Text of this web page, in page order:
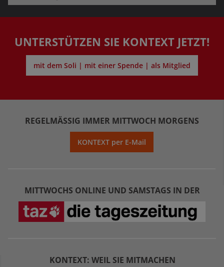
UNTERSTÜTZEN SIE KONTEXT JETZT!
mit dem Soli | mit einer Spende | als Mitglied
REGELMÄSSIG IMMER MITTWOCH MORGENS
KONTEXT per E-Mail
MITTWOCHS ONLINE UND SAMSTAGS IN DER
KONTEXT: WEIL SIE MITMACHEN